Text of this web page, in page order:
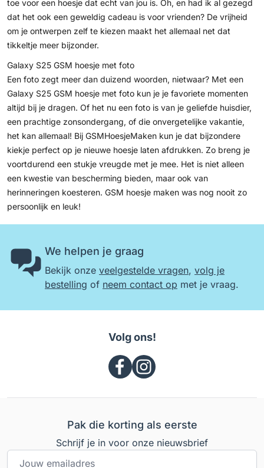
toe voor een hoesje dat echt van jou is. Oh, en had ik al gezegd
dat het ook een geweldig cadeau is voor vrienden? De vrijheid
om je ontwerpen zelf te kiezen maakt het allemaal net dat
tikkeltje meer bijzonder.
Galaxy S25 GSM hoesje met foto
Een foto zegt meer dan duizend woorden, nietwaar? Met een
Galaxy S25 GSM hoesje met foto kun je je favoriete momenten
altijd bij je dragen. Of het nu een foto is van je geliefde huisdier,
een prachtige zonsondergang, of die onvergetelijke vakantie,
het kan allemaal! Bij GSMHoesjeMaken kun je dat bijzondere
kiekje perfect op je nieuwe hoesje laten afdrukken. Zo breng je
voortdurend een stukje vreugde met je mee. Het is niet alleen
een kwestie van bescherming bieden, maar ook van
herinneringen koesteren. GSM hoesje maken was nog nooit zo
persoonlijk en leuk!
We helpen je graag
Bekijk onze veelgestelde vragen, volg je
bestelling of neem contact op met je vraag.
Volg ons!
Pak die korting als eerste
Schrijf je in voor onze nieuwsbrief
E-mailadres